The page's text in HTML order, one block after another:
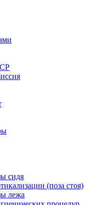
сидя
(поза стоя)
лежа